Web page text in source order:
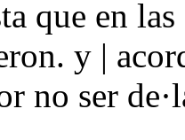
que en
y |
no ser